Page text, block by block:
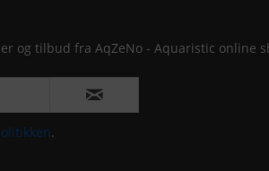
og tilbud fra AqZeNo - Aquaristic online
.